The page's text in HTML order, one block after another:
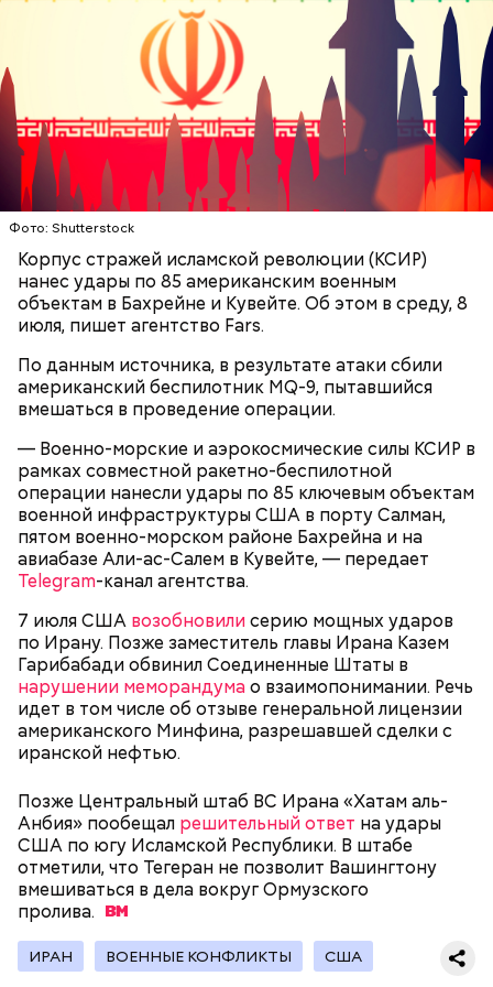
Фото: Shutterstock
Корпус стражей исламской революции (КСИР)
нанес удары по 85 американским военным
объектам в Бахрейне и Кувейте. Об этом в среду, 8
июля, пишет агентство Fars.
По данным источника, в результате атаки сбили
американский беспилотник MQ-9, пытавшийся
вмешаться в проведение операции.
— Военно-морские и аэрокосмические силы КСИР в
рамках совместной ракетно-беспилотной
операции нанесли удары по 85 ключевым объектам
военной инфраструктуры США в порту Салман,
пятом военно-морском районе Бахрейна и на
авиабазе Али-ас-Салем в Кувейте, — передает
Telegram-канал агентства.
7 июля США возобновилисерию мощных ударов
по Ирану. Позже заместитель главы Ирана Казем
Гарибабади обвинил Соединенные Штаты в
нарушении меморандумао взаимопонимании. Речь
идет в том числе об отзыве генеральной лицензии
американского Минфина, разрешавшей сделки с
иранской нефтью.
Позже Центральный штаб ВС Ирана «Хатам аль-
Анбия» пообещал решительный ответ на удары
США по югу Исламской Республики. В штабе
отметили, что Тегеран не позволит Вашингтону
вмешиваться в дела вокруг Ормузского
пролива.
ИРАН ВОЕННЫЕ КОНФЛИКТЫ США
Остров Сокотра, Йемен
Фото: Shutterstock
Главная особенность острова Сокотра —
драконовые деревья, которые растут только здесь.
Внешне они напоминают большие грибы, а
драконовыми их называют из-за красного цвета
смолы, которую местные жители сравнивают с
кровью дракона. Они же используют ее в
медицинских целях и красят ей ткань и волосы.
К тому же здесь водятся редкие виды животных и
других растений, которых в мире больше нигде не
встретить. На Сокотре также есть горы,
известняковое плато и прибрежные равнины,
которые дополняют «внеземную» атмосферу.
наймом персонала и продажей продуктов. В 2000
году Балмер сменил Билла Гейтса на посту
генерального директора. Им он оставался до 2014
года, после чего ушел с поста, но остался
держателем акций компании. Сейчас его состояние
оценивается в 126 миллиардов долларов.
Сергей Брин
Фото: World Economic Forum / CC BY-NC-SA 2.0